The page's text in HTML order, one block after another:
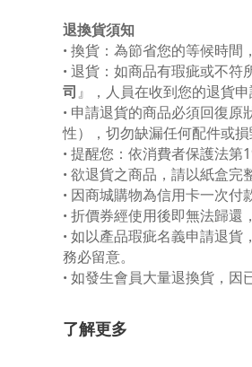
退換貨須知
• 換貨：為節省您的等候時間
• 退貨：如商品有瑕疵或不符
司』，人員在收到您的退貨
• 申請退貨的商品必須回復原
性），切勿缺漏任何配件或
• 提醒您：依消費者保護法第
• 欲退貨之商品，請以紙盒完
• 因商城購物為信用卡一次付
• 折價券經使用後即無法歸還
• 如以產品瑕疵名義申請退貨
務必留意。
• 如發生會員大量退換貨，因
了解更多